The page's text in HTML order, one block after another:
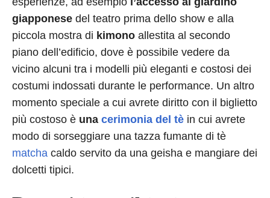
giapponese del teatro prima dello show e alla
piccola mostra di kimono allestita al secondo
piano dell’edificio, dove è possibile vedere da
vicino alcuni tra i modelli più eleganti e costosi dei
costumi indossati durante le performance. Un altro
momento speciale a cui avrete diritto con il biglietto
più costoso è una cerimonia del tè in cui avrete
modo di sorseggiare una tazza fumante di tè
matcha caldo servito da una geisha e mangiare dei
dolcetti tipici.